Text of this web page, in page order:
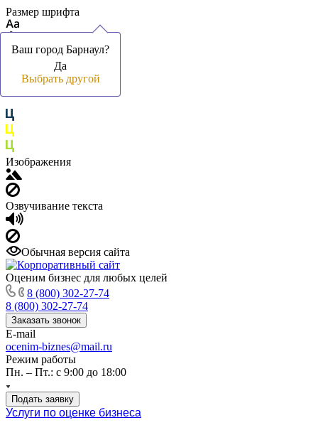
Размер шрифта
Цвет фона и шрифта
Изображения
Озвучивание текста
Обычная версия сайта
Оценим бизнес для любых целей
8 (800) 302-27-74
8 (800) 302-27-74
Заказать звонок
E-mail
ocenim-biznes@mail.ru
Режим работы
Пн. – Пт.: с 9:00 до 18:00
Подать заявку
Услуги по оценке бизнеса
Ваш город Барнаул?
Да
Выбрать другой
Ваш город Барнаул?
Да
Выбрать другой